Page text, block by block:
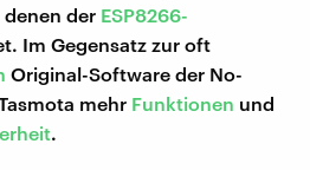
der ESP8266-
Im Gegensatz zur oft
Original-Software der No-
mehr Funktionen und
.